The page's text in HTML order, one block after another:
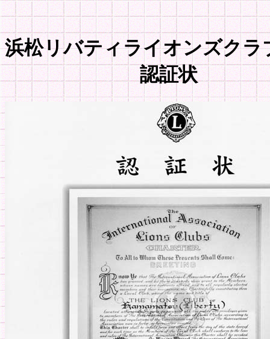
浜松リバティライオンズクラ
認証状